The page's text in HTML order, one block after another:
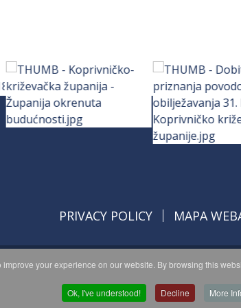
PRIVACY POLICY MAPA
Copyright © 2026 Koprivničko - križevačka županija. All
© 2018 Your Company. Designed By
improve your experience on our website. By browsing this
Ok, I've understood! Decline More